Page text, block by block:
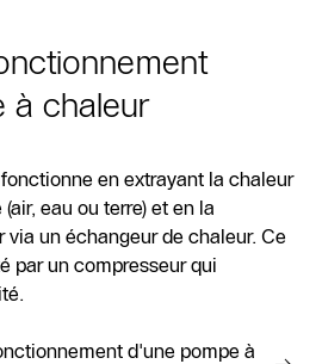
à chaleur
en extrayant la chaleur
eau ou terre) et en la
un échangeur de chaleur. Ce
par un compresseur qui
d'une pompe à